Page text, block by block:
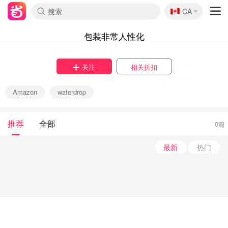
🇨🇦
CA
包装非常人性化
关注 相关折扣
Amazon waterdrop
推荐 全部 0篇
最新 热门